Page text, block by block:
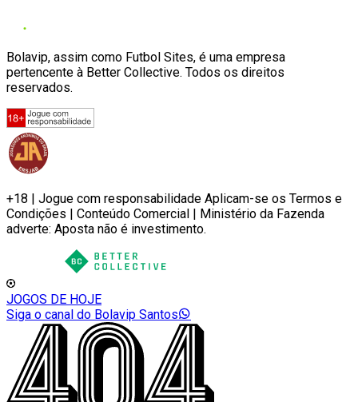
Bolavip, assim como Futbol Sites, é uma empresa
pertencente à Better Collective. Todos os direitos
reservados.
+18 | Jogue com responsabilidade Aplicam-se os Termos e
Condições | Conteúdo Comercial | Ministério da Fazenda
adverte: Aposta não é investimento.
JOGOS DE HOJE
Siga o canal do Bolavip Santos